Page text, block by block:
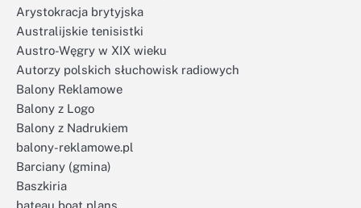
Arystokracja brytyjska
Australijskie tenisistki
Austro-Węgry w XIX wieku
Autorzy polskich słuchowisk radiowych
Balony Reklamowe
Balony z Logo
Balony z Nadrukiem
balony-reklamowe.pl
Barciany (gmina)
Baszkiria
bateau boat plans